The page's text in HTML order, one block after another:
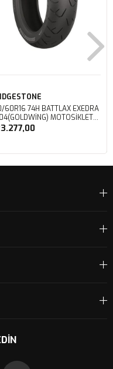
60R16 74H BATTLAX EXEDRA
MOTOSIKLET
LASTIĞI (2025)